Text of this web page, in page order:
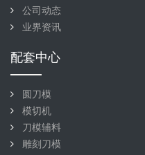
公司动态
业界资讯
配套中心
圆刀模
模切机
刀模辅料
雕刻刀模